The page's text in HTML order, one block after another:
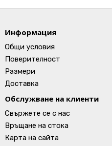
Информация
Общи условия
Поверителност
Размери
Доставка
Обслужване на клиенти
Свържете се с нас
Връщане на стока
Карта на сайта